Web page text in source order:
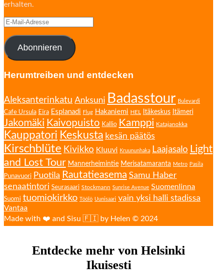
erhalten.
E-
Adresse
Abonnieren
Herumtreiben und entdecken
Aleksanterinkatu Anksuni Badasstour Bulevardi
Cafe Ursula Eira Esplanadi Flug Hakaniemi HEL Itäkeskus Itämeri
Jakomäki Kaivopuisto Kallio Kamppi Katajanokka
Kauppatori Keskusta kesän päätös
Kirschblüte Kivikko Kluuvi Kruununhaka Laajasalo Light
and Lost Tour Mannerheimintie Merisatamaranta Metro Pasila
Punavuori Puotila Rautatieasema Samu Haber
senaatintori Seurasaari Stockmann Sunrise Avenue Suomenlinna
Suomi tuomiokirkko Töölö Uunisaari vain yksi halli stadissa
Vantaa
Made with ❤️ and Sisu 🇫🇮 by Helen © 2024
Entdecke mehr von Helsinki
Ikuisesti